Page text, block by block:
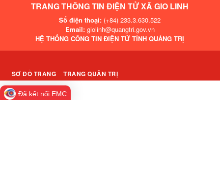
TRANG THÔNG TIN ĐIỆN TỬ XÃ GIO LINH
Số điện thoại: (+84) 233.3.630.522
Email:giolinh@quangtri.gov.vn
HỆ THỐNG CÔNG TIN ĐIỆN TỬ TỈNH QUẢNG TRỊ
SƠ ĐỒ TRANG TRANG QUẢN TRỊ
Đã kết nối EMC